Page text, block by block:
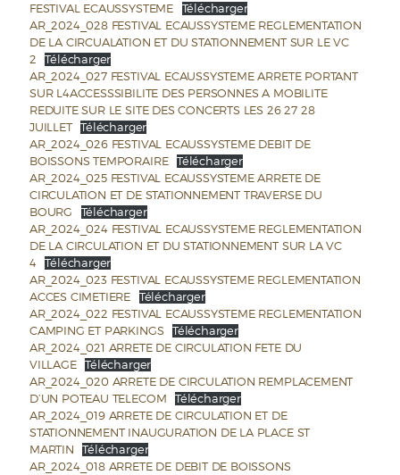
FESTIVAL ECAUSSYSTEME
Télécharger
AR_2024_028 FESTIVAL ECAUSSYSTEME REGLEMENTATION
DE LA CIRCUALATION ET DU STATIONNEMENT SUR LE VC
2
Télécharger
AR_2024_027 FESTIVAL ECAUSSYSTEME ARRETE PORTANT
SUR L4ACCESSSIBILITE DES PERSONNES A MOBILITE
REDUITE SUR LE SITE DES CONCERTS LES 26 27 28
JUILLET
Télécharger
AR_2024_026 FESTIVAL ECAUSSYSTEME DEBIT DE
BOISSONS TEMPORAIRE
Télécharger
AR_2024_025 FESTIVAL ECAUSSYSTEME ARRETE DE
CIRCULATION ET DE STATIONNEMENT TRAVERSE DU
BOURG
Télécharger
AR_2024_024 FESTIVAL ECAUSSYSTEME REGLEMENTATION
DE LA CIRCULATION ET DU STATIONNEMENT SUR LA VC
4
Télécharger
AR_2024_023 FESTIVAL ECAUSSYSTEME REGLEMENTATION
ACCES CIMETIERE
Télécharger
AR_2024_022 FESTIVAL ECAUSSYSTEME REGLEMENTATION
CAMPING ET PARKINGS
Télécharger
AR_2024_021 ARRETE DE CIRCULATION FETE DU
VILLAGE
Télécharger
AR_2024_020 ARRETE DE CIRCULATION REMPLACEMENT
D’UN POTEAU TELECOM
Télécharger
AR_2024_019 ARRETE DE CIRCULATION ET DE
STATIONNEMENT INAUGURATION DE LA PLACE ST
MARTIN
Télécharger
AR_2024_018 ARRETE DE DEBIT DE BOISSONS